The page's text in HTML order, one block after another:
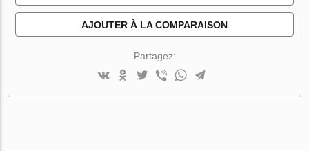
AJOUTER À LA COMPARAISON
Partagez: